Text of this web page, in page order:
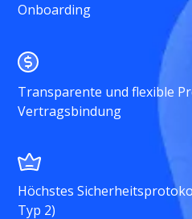
Onboarding
Transparente und flexible
Vertragsbindung
Höchstes
Typ 2)